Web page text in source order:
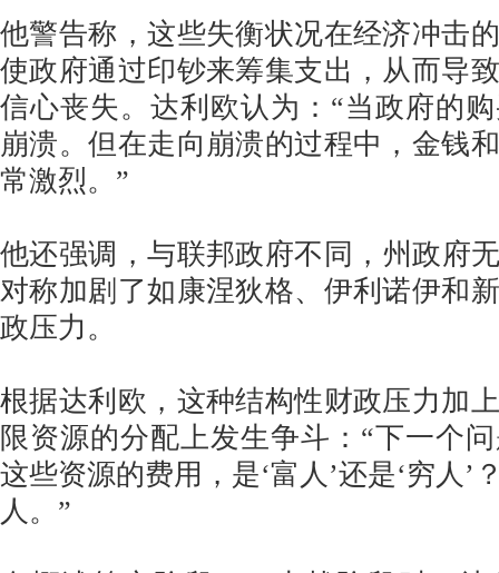
他警告称，这些失衡状况在经济冲击
使政府通过印钞来筹集支出，从而导
信心丧失。达利欧认为：“当政府的
崩溃。但在走向崩溃的过程中，金钱
常激烈。”
他还强调，与联邦政府不同，州政
对称加剧了如康涅狄格、伊利诺伊和
政压力。
根据达利欧，这种结构性财政压力加
限资源的分配上发生争斗：“下一个
这些资源的费用，是‘富人’还是‘穷人’
人。”